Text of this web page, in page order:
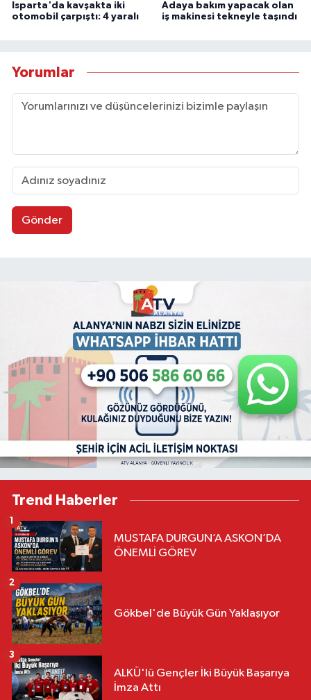
Isparta'da kavşakta iki
otomobil çarpıştı: 4 yaralı
Adaya bakım yapacak olan
iş makinesi tekneyle taşındı
Yorumlar
Gönder
Trend Haberler
MUSTAFA DURGUN’A ASKON’DA
ÖNEMLİ GÖREV
1
Gökbel'de Büyük Gün Yaklaşıyor
2
ALKÜ'lü Gençler İki Büyük Başarıya
İmza Attı
3